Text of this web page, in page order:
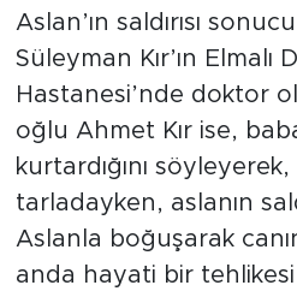
Aslan’ın saldırısı
Süleyman Kır’ın Elmalı
Hastanesi’nde doktor
oğlu Ahmet Kır ise,
kurtardığını
tarladayken, aslanın
Aslanla boğuşarak
anda hayati bir